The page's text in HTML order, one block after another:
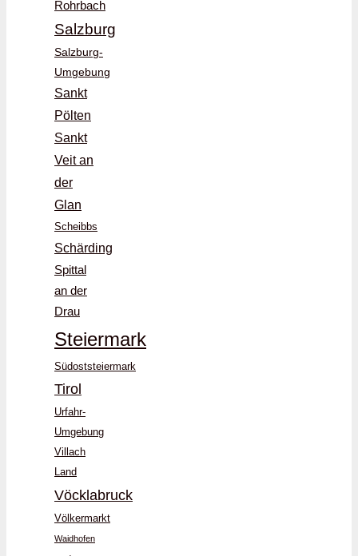
Rohrbach
Salzburg
Salzburg-
Umgebung
Sankt
Pölten
Sankt
Veit an
der
Glan
Scheibbs
Schärding
Spittal
an der
Drau
Steiermark
Südoststeiermark
Tirol
Urfahr-
Umgebung
Villach
Land
Vöcklabruck
Völkermarkt
Waidhofen